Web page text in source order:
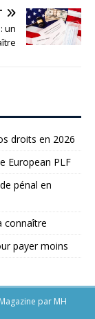
un
droits en 2026
European PLF
pénal en
connaître
payer moins
par MH